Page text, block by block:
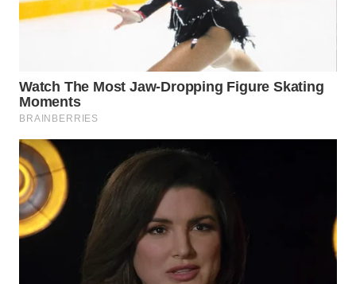
WN
MALUKU
MALUT
WN
DAIRI
WN
DANAU
TOBA